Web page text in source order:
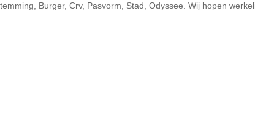
Burger, Crv, Pasvorm, Stad, Odyssee. Wij hopen